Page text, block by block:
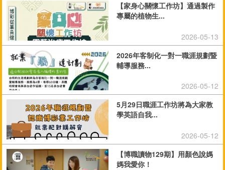
【家身心關懷工作坊】通過製作
專屬的植物生...
2026-05-13
2026年客制化一對一職涯規劃暨
輔導服務...
2026-05-12
5月29日職涯工作坊將為大家教
學英語自我...
2026-05-12
【博職讀物129期】用顏色說媽
媽我愛你！